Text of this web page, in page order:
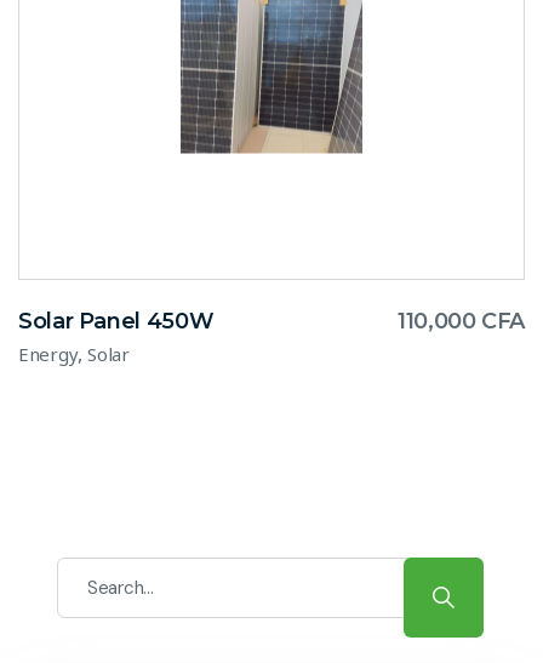
Solar Panel 450W 110,000 CFA
Energy,Solar